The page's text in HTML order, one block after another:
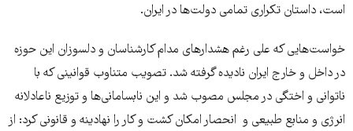
است، داستان تکراری تمامی دولت‌ها در ایران.
خواست‌هايى كه على رغم هشدارهاى مدام كارشناسان و دلسوزان اين حوزه
در داخل و خارج ايران ناديده گرفته شد. تصويب متناوب قوانینی که با
ناتوانی و اختگی در مجلس مصوب شد و اين نابسامانی‌ها و توزيع ناعادلانه
انرژى و منابع طبيعى و انحصار امكان كشت و كار را نهادينه و قانونى كرد: از